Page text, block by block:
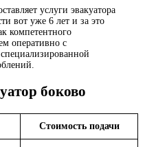
услуги эвакуатора
вот уже 6 лет и за это
компетентного
оперативно с
боково
Стоимость подачи